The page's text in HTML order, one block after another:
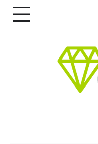
Skip
content